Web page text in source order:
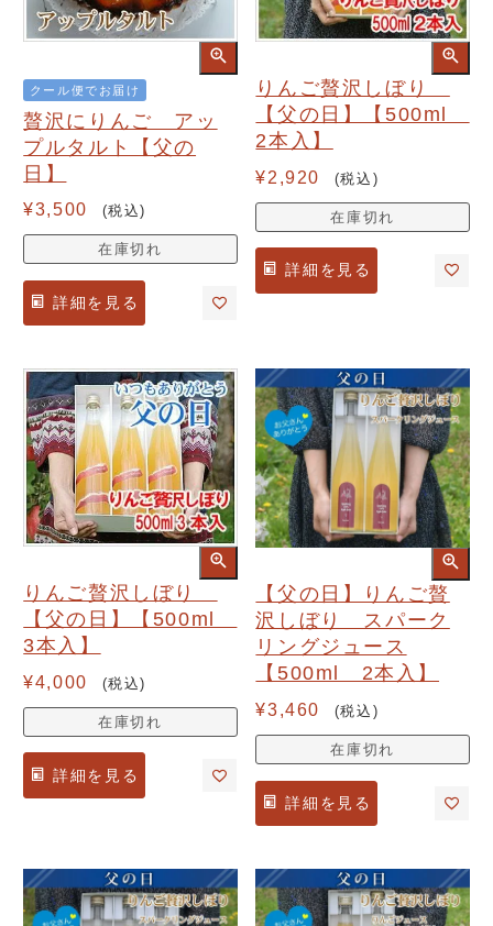
クール便でお届け
贅沢にりんご アッ
プルタルト【父の
日】
¥3,500 税込
在庫切れ
詳細を見る
りんご贅沢しぼり
【父の日】【500ml
2本入】
¥2,920 税込
在庫切れ
詳細を見る
りんご贅沢しぼり
【父の日】【500ml
3本入】
¥4,000 税込
在庫切れ
詳細を見る
【父の日】りんご贅
沢しぼり スパーク
リングジュース
【500ml 2本入】
¥3,460 税込
在庫切れ
詳細を見る